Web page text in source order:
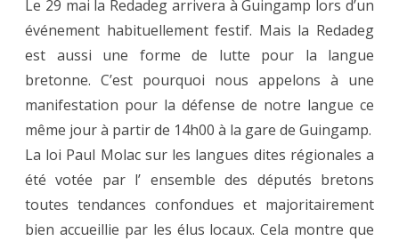
Le 29 mai la Redadeg arrivera à Guingamp lors d’un
événement habituellement festif. Mais la Redadeg
est aussi une forme de lutte pour la langue
bretonne. C’est pourquoi nous appelons à une
manifestation pour la défense de notre langue ce
même jour à partir de 14h00 à la gare de Guingamp.
La loi Paul Molac sur les langues dites régionales a
été votée par l’ ensemble des députés bretons
toutes tendances confondues et majoritairement
bien accueillie par les élus locaux. Cela montre que